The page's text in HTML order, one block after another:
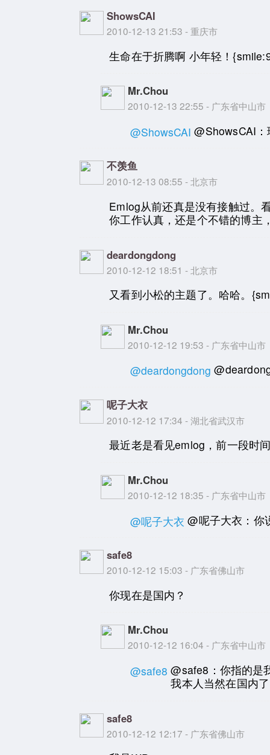
ShowsCAI
2010-12-13 21:53 - 重庆市
生命在于折腾啊 小年轻！
Mr.Chou
2010-12-13 22:55 - 广东省中山市
@ShowsCAI @ShowsCAI
不羡鱼
2010-12-13 08:55 - 北京市
Emlog从前还真是没有接触过。
你工作认真，还是个不错的博主
deardongdong
2010-12-12 18:51 - 北京市
又看到小松的主题了。哈哈。
Mr.Chou
2010-12-12 19:53 - 广东省中山市
@deardongdong
呢子大衣
2010-12-12 17:34 - 湖北省武汉市
最近老是看见emlog，前一段时
Mr.Chou
2010-12-12 18:35 - 广东省中山市
@呢子大衣 @呢子大衣：你
safe8
2010-12-12 15:03 - 广东省佛山市
你现在是国内？
Mr.Chou
2010-12-12 16:04 - 广东省中山市
@safe8 @safe8：你指的是
我本人当然在国内
safe8
2010-12-12 12:17 - 广东省佛山市